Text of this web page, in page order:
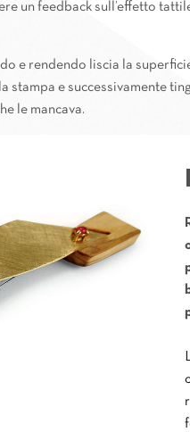
un feedback sull’effetto
e rendendo liscia la
stampa e successivamente
le mancava.